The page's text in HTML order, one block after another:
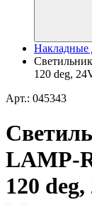
Накладные
120 deg,
Арт.: 045343
LAMP-
120